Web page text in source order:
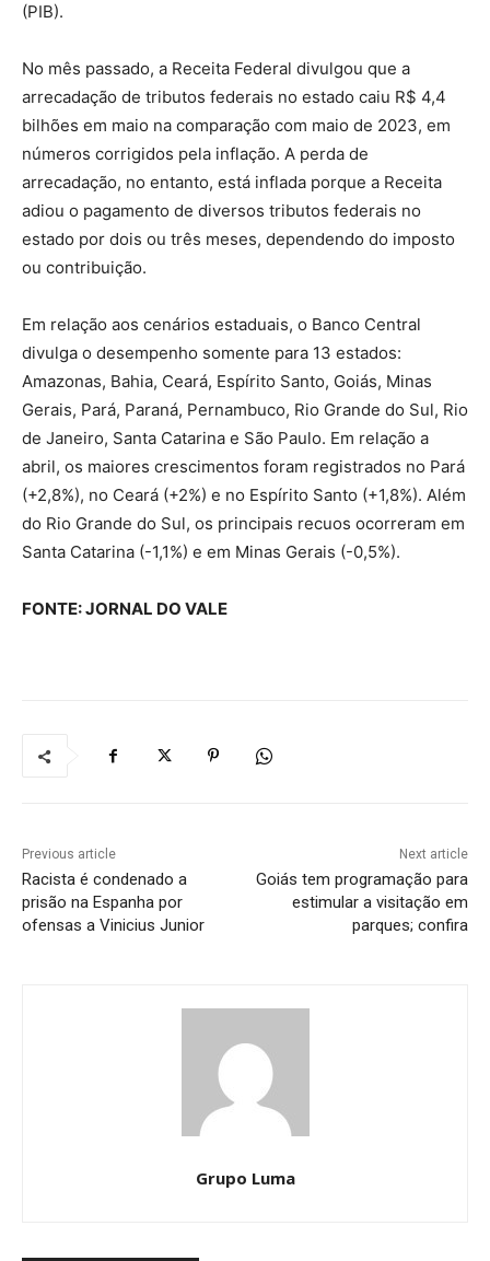
(PIB).
No mês passado, a Receita Federal divulgou que a
arrecadação de tributos federais no estado caiu R$ 4,4
bilhões em maio na comparação com maio de 2023, em
números corrigidos pela inflação. A perda de
arrecadação, no entanto, está inflada porque a Receita
adiou o pagamento de diversos tributos federais no
estado por dois ou três meses, dependendo do imposto
ou contribuição.
Em relação aos cenários estaduais, o Banco Central
divulga o desempenho somente para 13 estados:
Amazonas, Bahia, Ceará, Espírito Santo, Goiás, Minas
Gerais, Pará, Paraná, Pernambuco, Rio Grande do Sul, Rio
de Janeiro, Santa Catarina e São Paulo. Em relação a
abril, os maiores crescimentos foram registrados no Pará
(+2,8%), no Ceará (+2%) e no Espírito Santo (+1,8%). Além
do Rio Grande do Sul, os principais recuos ocorreram em
Santa Catarina (-1,1%) e em Minas Gerais (-0,5%).
FONTE: JORNAL DO VALE
Previous article
Racista é condenado a
prisão na Espanha por
ofensas a Vinicius Junior
Next article
Goiás tem programação para
estimular a visitação em
parques; confira
Grupo Luma